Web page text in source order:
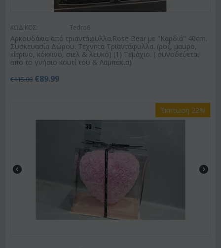
ΚΩΔΙΚΟΣ: Tedro6
Αρκουδάκια από τριαντάφυλλα.Rose Bear με "Καρδιά" 40cm.
Συσκευασία Δώρου. Τεχνητά Τριαντάφυλλα. (ροζ, μαυρο,
κίτρινο, κόκκινο, σιελ & λευκό) (1) Τεμάχιο. ( συνοδεύεται
απο το γνήσιο κουτί του & Λαμπάκια)
€115.00 €89.99
Έκπτωση 22%